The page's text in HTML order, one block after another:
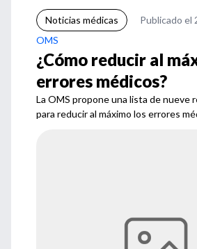
Noticias médicas
Publicado el
OMS
¿Cómo reducir al
errores médicos?
La OMS propone una lista de nueve
para reducir al máximo los errores